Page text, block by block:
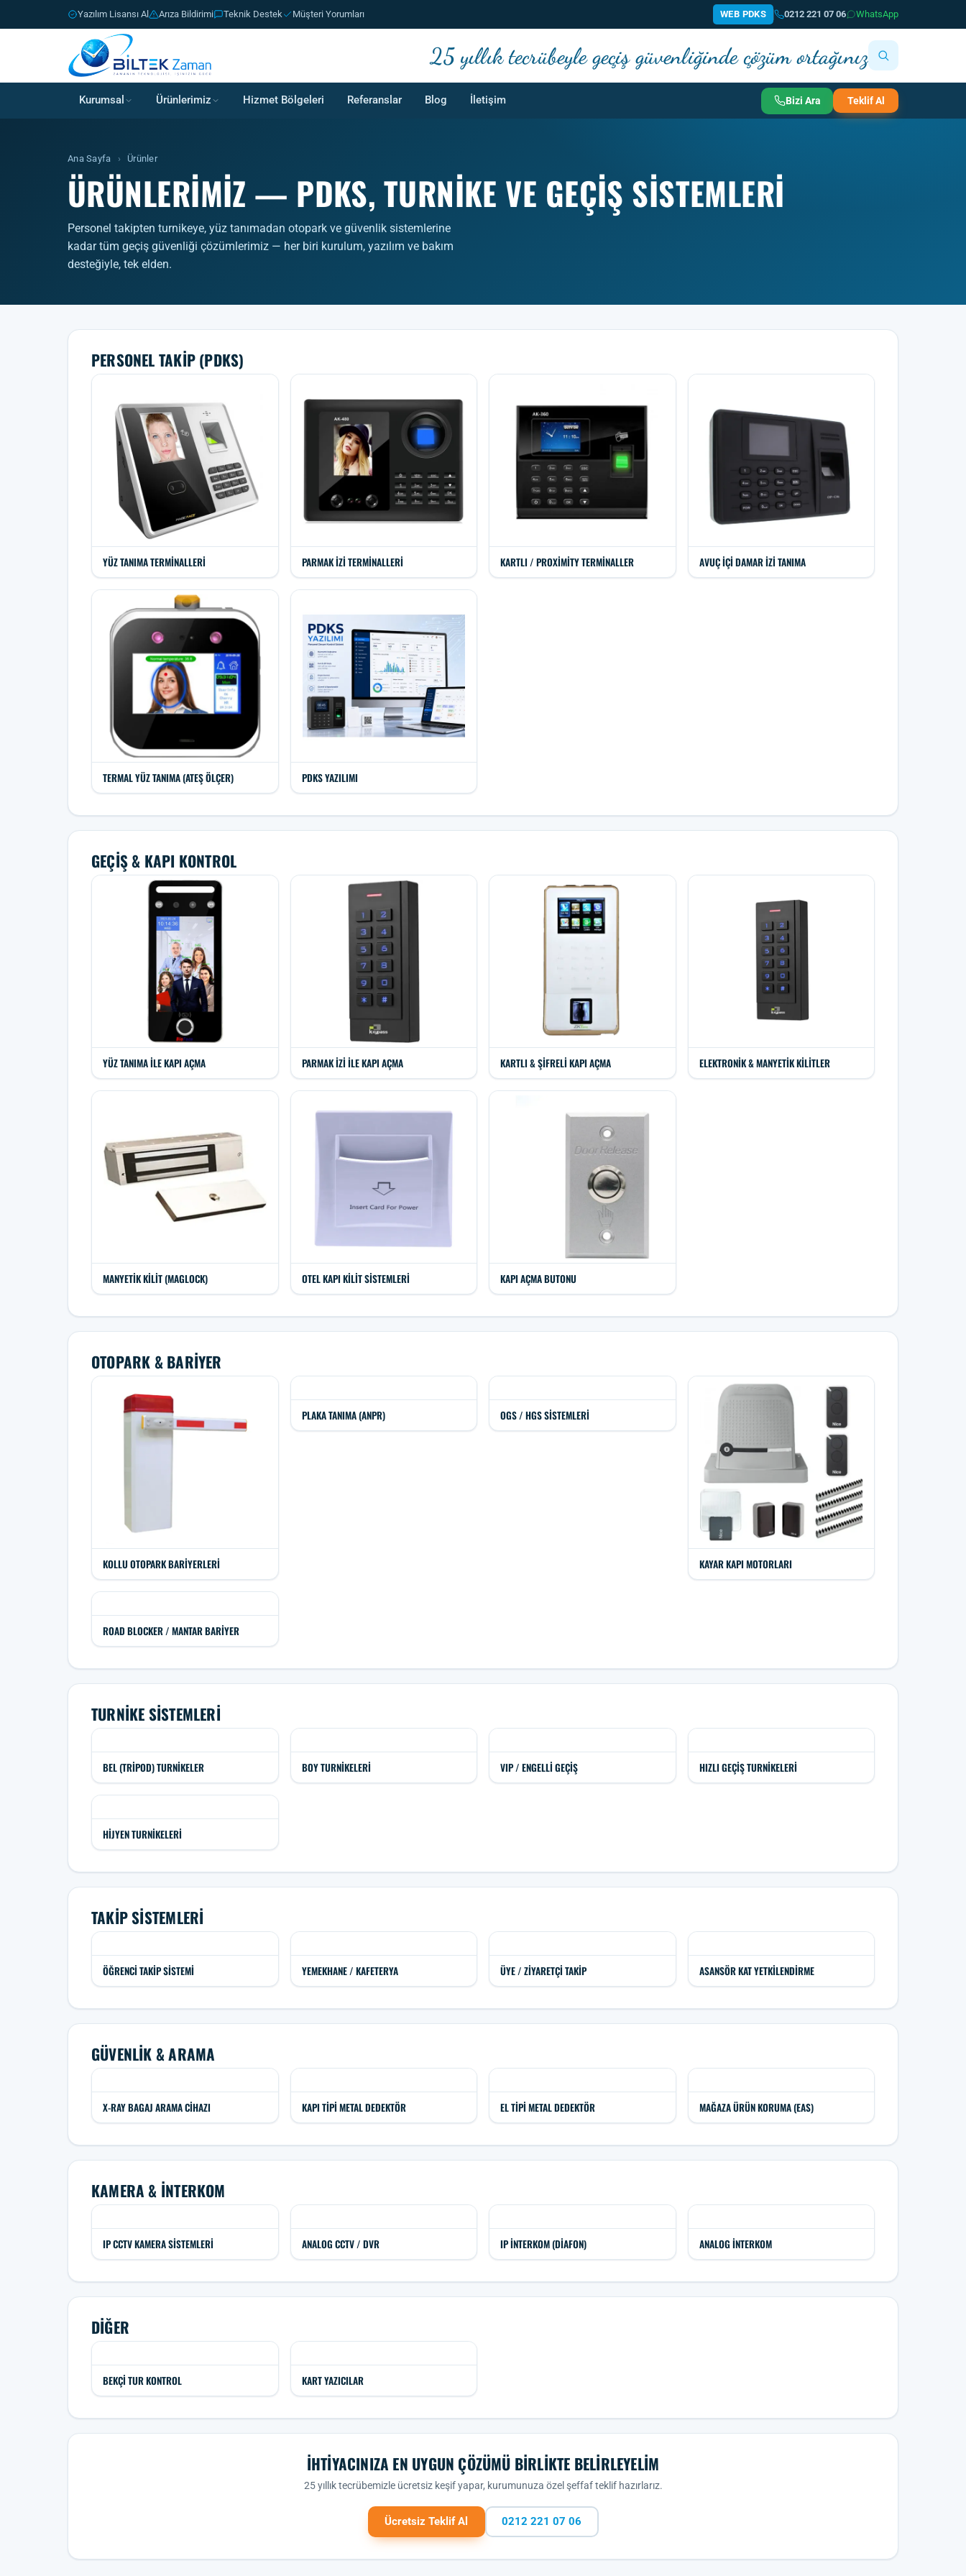
Yazılım Lisansı Al Arıza Bildirimi Teknik Destek Müşteri Yorumları WEB PDKS 0212 221 07 06 WhatsApp
25 yıllık tecrübeyle geçiş güvenliğinde çözüm ortağınız
Kurumsal Ürünlerimiz Hizmet Bölgeleri Referanslar Blog İletişim Bizi Ara Teklif Al
Ana Sayfa › Ürünler
ÜRÜNLERIMIZ — PDKS, TURNIKE VE GEÇIŞ SISTEMLERI
Personel takipten turnikeye, yüz tanımadan otopark ve güvenlik sistemlerine
kadar tüm geçiş güvenliği çözümlerimiz — her biri kurulum, yazılım ve bakım
desteğiyle, tek elden.
PERSONEL TAKIP (PDKS)
YÜZ TANIMA TERMINALLERI PARMAK İZI TERMINALLERI KARTLI / PROXIMITY TERMINALLER AVUÇ İÇI DAMAR İZI TANIMA
TERMAL YÜZ TANIMA (ATEŞ ÖLÇER) PDKS YAZILIMI
GEÇIŞ & KAPI KONTROL
YÜZ TANIMA ILE KAPI AÇMA PARMAK İZI ILE KAPI AÇMA KARTLI & ŞIFRELI KAPI AÇMA ELEKTRONIK & MANYETIK KILITLER
MANYETIK KILIT (MAGLOCK) OTEL KAPI KILIT SISTEMLERI KAPI AÇMA BUTONU
OTOPARK & BARIYER
KOLLU OTOPARK BARIYERLERI
PLAKA TANIMA (ANPR) OGS / HGS SISTEMLERI
KAYAR KAPI MOTORLARI
ROAD BLOCKER / MANTAR BARIYER
TURNIKE SISTEMLERI
BEL (TRIPOD) TURNIKELER BOY TURNIKELERI VIP / ENGELLI GEÇIŞ HIZLI GEÇIŞ TURNIKELERI
HIJYEN TURNIKELERI
TAKIP SISTEMLERI
ÖĞRENCI TAKIP SISTEMI YEMEKHANE / KAFETERYA ÜYE / ZIYARETÇI TAKIP ASANSÖR KAT YETKILENDIRME
GÜVENLIK & ARAMA
X-RAY BAGAJ ARAMA CIHAZI KAPI TIPI METAL DEDEKTÖR EL TIPI METAL DEDEKTÖR MAĞAZA ÜRÜN KORUMA (EAS)
KAMERA & İNTERKOM
IP CCTV KAMERA SISTEMLERI ANALOG CCTV / DVR IP İNTERKOM (DIAFON) ANALOG İNTERKOM
DIĞER
BEKÇI TUR KONTROL KART YAZICILAR
İHTIYACINIZA EN UYGUN ÇÖZÜMÜ BIRLIKTE BELIRLEYELIM
25 yıllık tecrübemizle ücretsiz keşif yapar, kurumunuza özel şeffaf teklif hazırlarız.
Ücretsiz Teklif Al 0212 221 07 06